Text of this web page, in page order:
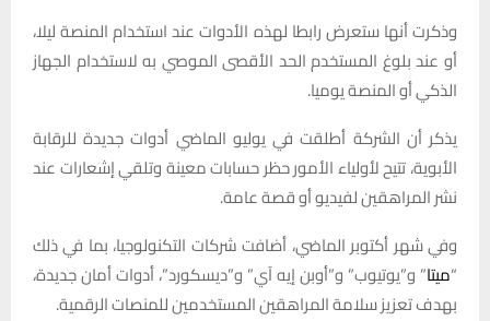
وذكرت أنها ستعرض رابطا لهذه الأدوات عند استخدام المنصة ليلا،
أو عند بلوغ المستخدم الحد الأقصى الموصي به لاستخدام الجهاز
الذكي أو المنصة يوميا.
يذكر أن الشركة أطلقت في يوليو الماضي أدوات جديدة للرقابة
الأبوية، تتيح لأولياء الأمور حظر حسابات معينة وتلقي إشعارات عند
نشر المراهقين لفيديو أو قصة عامة.
وفي شهر أكتوبر الماضي، أضافت شركات التكنولوجيا، بما في ذلك
“ميتا” و”يوتيوب” و”أوبن إيه آي” و”ديسكورد”، أدوات أمان جديدة،
بهدف تعزيز سلامة المراهقين المستخدمين للمنصات الرقمية.